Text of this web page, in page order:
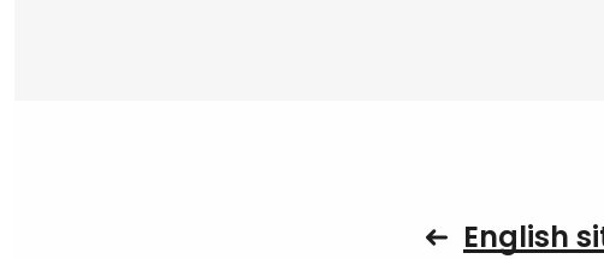
English